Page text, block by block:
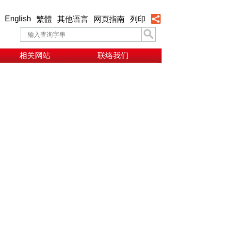
English 繁體 其他语言 网页指南 列印
相关网站 联络我们